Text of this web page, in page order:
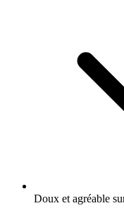
Doux et agréable